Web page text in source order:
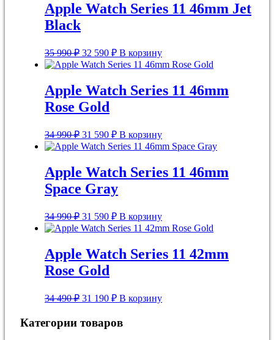
Apple Watch Series 11 46mm Jet
Black
35 990₽ Первоначальная
цена
составляла
35
990 ₽.
32 590 ₽Текущая
цена:
32
590 ₽.
В корзину
Apple Watch Series 11 46mm
Rose Gold
34 990₽ Первоначальная
цена
составляла
34
990 ₽.
31 590 ₽Текущая
цена:
31
590 ₽.
В корзину
Apple Watch Series 11 46mm
Space Gray
34 990₽ Первоначальная
цена
составляла
34
990 ₽.
31 590 ₽Текущая
цена:
31
590 ₽.
В корзину
Apple Watch Series 11 42mm
Rose Gold
34 490₽ Первоначальная
34
31 190 ₽Текущая
цена:
В корзину
Категории товаров